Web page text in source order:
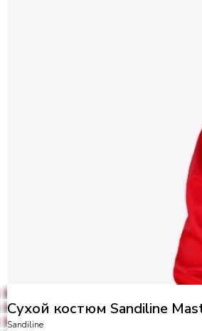
Сухой костюм Sandiline
Sandiline